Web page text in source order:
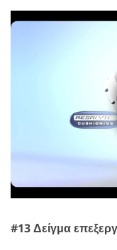
#13 Δείγμα